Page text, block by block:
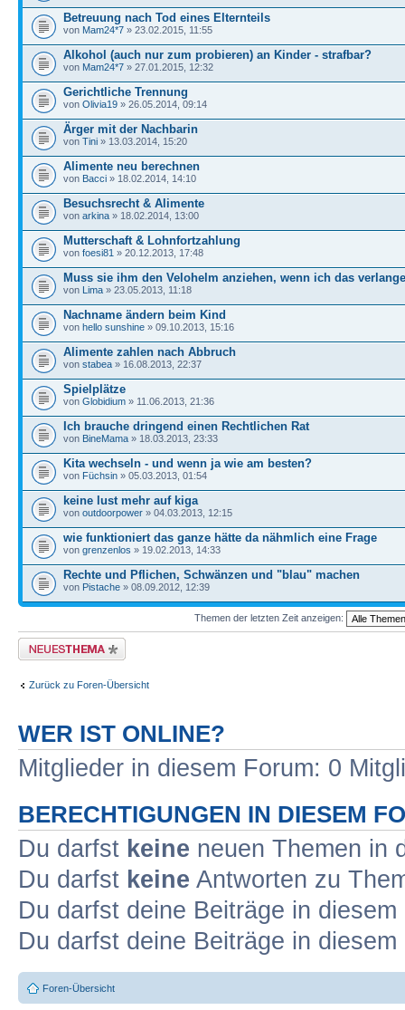
Betreuung nach Tod eines Elternteils
von Mam24*7 » 23.02.2015, 11:55
Alkohol (auch nur zum probieren) an Kinder - strafbar?
von Mam24*7 » 27.01.2015, 12:32
Gerichtliche Trennung
von Olivia19 » 26.05.2014, 09:14
Ärger mit der Nachbarin
von Tini » 13.03.2014, 15:20
Alimente neu berechnen
von Bacci » 18.02.2014, 14:10
Besuchsrecht & Alimente
von arkina » 18.02.2014, 13:00
Mutterschaft & Lohnfortzahlung
von foesi81 » 20.12.2013, 17:48
Muss sie ihm den Velohelm anziehen, wenn ich das
von Lima » 23.05.2013, 11:18
Nachname ändern beim Kind
von hello sunshine » 09.10.2013, 15:16
Alimente zahlen nach Abbruch
von stabea » 16.08.2013, 22:37
Spielplätze
von Globidium » 11.06.2013, 21:36
Ich brauche dringend einen Rechtlichen Rat
von BineMama » 18.03.2013, 23:33
Kita wechseln - und wenn ja wie am besten?
von Füchsin » 05.03.2013, 01:54
keine lust mehr auf kiga
von outdoorpower » 04.03.2013, 12:15
wie funktioniert das ganze hätte da nähmlich eine Frage
von grenzenlos » 19.02.2013, 14:33
Rechte und Pflichen, Schwänzen und "blau" machen
von Pistache » 08.09.2012, 12:39
Themen der letzten Zeit anzeigen:
Neues Thema erstellen
Zurück zu Foren-Übersicht
WER IST ONLINE?
Mitglieder in diesem Forum: 0
BERECHTIGUNGEN IN DIESEM
Du darfst keine neuen Themen in
Du darfst keine Antworten zu
Du darfst deine Beiträge in
Du darfst deine Beiträge in
Foren-Übersicht